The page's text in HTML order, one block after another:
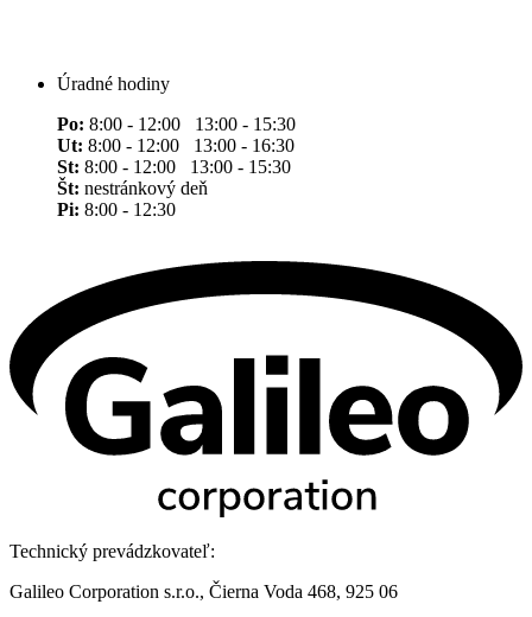
Úradné hodiny
Po: 8:00 - 12:00 13:00 - 15:30
Ut: 8:00 - 12:00 13:00 - 16:30
St: 8:00 - 12:00 13:00 - 15:30
Št: nestránkový deň
Pi: 8:00 - 12:30
Technický prevádzkovateľ:
Galileo Corporation s.r.o., Čierna Voda 468, 925 06